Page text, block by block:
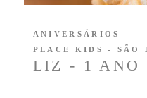
LIZ - 1 ANO
ANIVERSÁRIOS
PLACE KIDS - SÃO